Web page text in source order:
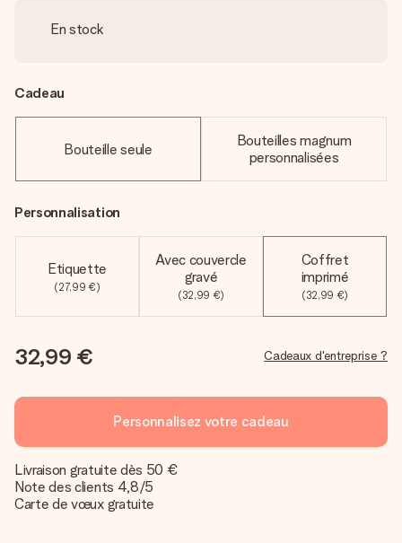
En stock
Cadeau
Bouteille seule
Bouteilles magnum
personnalisées
Personnalisation
Etiquette
(27,99 €)
Avec couvercle
gravé
(32,99 €)
Coffret
imprimé
(32,99 €)
32,99 € Cadeaux d'entreprise ?
Personnalisez votre cadeau
Livraison gratuite dès 50 €
Note des clients 4,8/5
Carte de vœux gratuite